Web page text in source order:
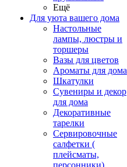
Ещё
Для уюта вашего дома
Настольные
лампы, люстры и
торшеры
Вазы для цветов
Ароматы для дома
Шкатулки
Сувениры и декор
для дома
Декоративные
тарелки
Сервировочные
салфетки (
плейсматы,
персонники)